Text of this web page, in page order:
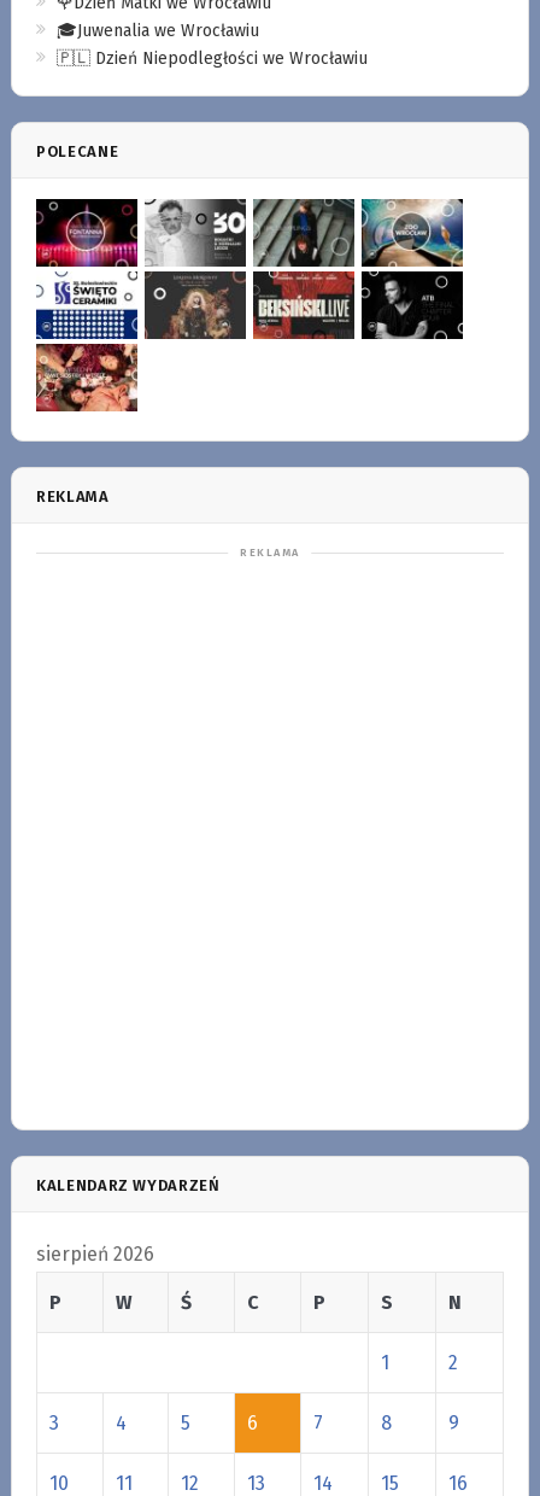
🎓Juwenalia we Wrocławiu
🇵🇱 Dzień Niepodległości we Wrocławiu
POLECANE
REKLAMA
KALENDARZ WYDARZEŃ
sierpień 2026
P W Ś C P S N
1 2
3 4 5 6 7 8 9
10 11 12 13 14 15 16